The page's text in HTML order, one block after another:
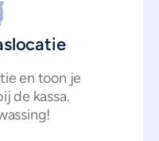
en toon je
de kassa.